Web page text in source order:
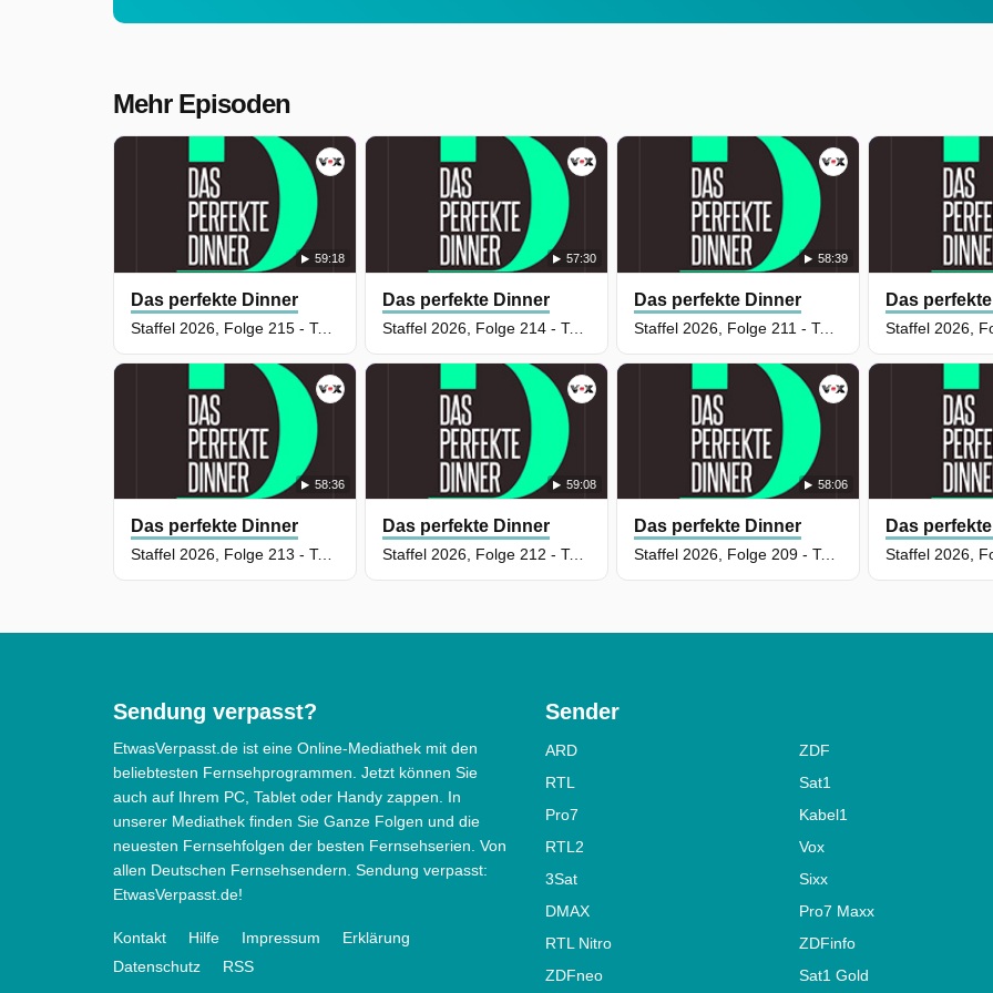
Mehr Episoden
59:18
Das perfekte Dinner
Staffel 2026, Folge 215 - Tag 2: Petra, Darmstadt
57:30
Das perfekte Dinner
Staffel 2026, Folge 214 - Tag 1: Markus, Darmstadt
58:36
Das perfekte Dinner
Staffel 2026, Folge 213 - Tag 5: Alex, Ruhrgebiet
59:08
Das perfekte Dinner
Staffel 2026, Folge 212 - Tag 4: Kolja, Ruhrgebiet
58:39
Das perfekte Dinner
Staffel 2026, Folge 211 - Tag 3: Karo, Ruhrgebiet
Das
58:06
Das perfekte Dinner
Staffel 2026, Folge 209 - Tag 1: Wibke, Ruhrgebiet
Das
Sendung verpasst?
EtwasVerpasst.de ist eine Online-Mediathek mit den
beliebtesten Fernsehprogrammen. Jetzt können Sie
auch auf Ihrem PC, Tablet oder Handy zappen. In
unserer Mediathek finden Sie Ganze Folgen und die
neuesten Fernsehfolgen der besten Fernsehserien. Von
allen Deutschen Fernsehsendern. Sendung verpasst:
EtwasVerpasst.de!
Kontakt Hilfe Impressum
Erklärung
Datenschutz
RSS
Sender
ARD
ZDF
RTL
Sat1
Pro7
Kabel1
RTL2
Vox
3Sat
Sixx
DMAX
Pro7 Maxx
RTL Nitro
ZDFinfo
ZDFneo
Sat1 Gold